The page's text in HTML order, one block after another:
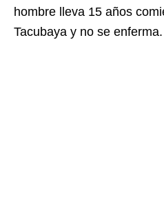
hombre lleva 15 años
Tacubaya y no se enferma.